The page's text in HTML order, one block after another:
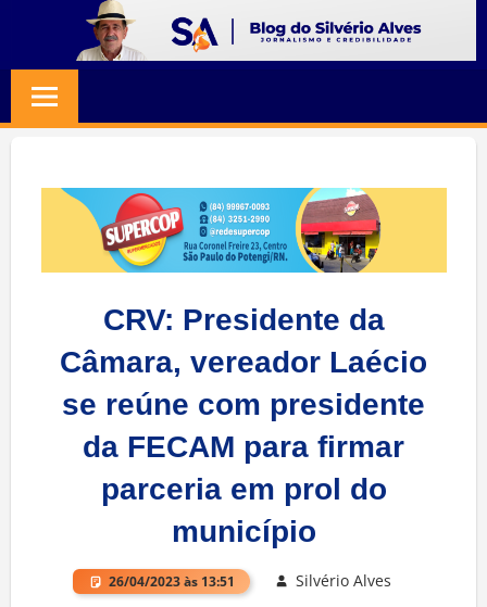
content
SILVERIO
ALVES
Jornalismo
Credibilidade
CRV: Presidente da
Câmara, vereador Laécio
se reúne com presidente
da FECAM para firmar
parceria em prol do
município
26/04/2023 às 13:51 Silvério Alves